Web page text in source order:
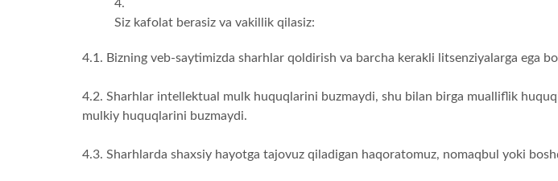
Siz kafolat berasiz va vakillik qilasiz:
4.1. Bizning veb-saytimizda sharhlar qoldirish va barcha kerakli litsenziyalarga ega
4.2. Sharhlar intellektual mulk huquqlarini buzmaydi, shu bilan birga mualliflik
mulkiy huquqlarini buzmaydi.
4.3. Sharhlarda shaxsiy hayotga tajovuz qiladigan haqoratomuz, nomaqbul yoki